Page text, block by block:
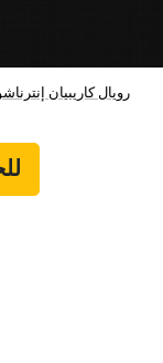
رويال كاريبيان